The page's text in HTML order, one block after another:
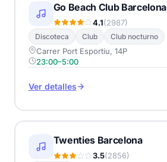
Go Beach Club Barcelona
4.1(2987)
Discoteca Club Club nocturno
Carrer Port Esportiu, 14P
23:00–5:00
Ver detalles
Twenties Barcelona
3.5(2856)